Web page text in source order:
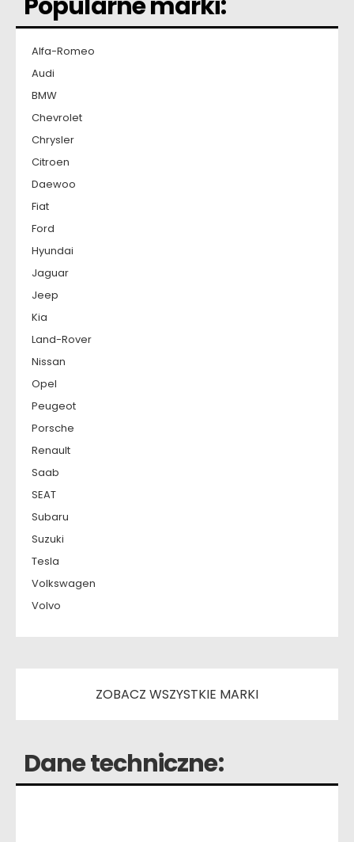
Alfa-Romeo
Audi
BMW
Chevrolet
Chrysler
Citroen
Daewoo
Fiat
Ford
Hyundai
Jaguar
Jeep
Kia
Land-Rover
Nissan
Opel
Peugeot
Porsche
Renault
Saab
SEAT
Subaru
Suzuki
Tesla
Volkswagen
Volvo
ZOBACZ WSZYSTKIE MARKI
Dane techniczne: